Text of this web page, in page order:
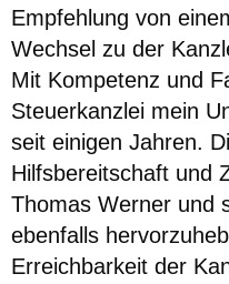
Empfehlung von
Wechsel zu der
Mit Kompetenz und
Steuerkanzlei mein
seit einigen Jahren.
Hilfsbereitschaft und
Thomas Werner und
ebenfalls
Erreichbarkeit der